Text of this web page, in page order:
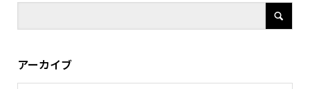
アーカイブ